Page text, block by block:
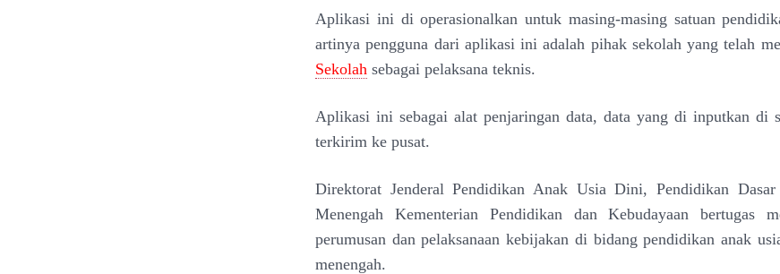
Aplikasi ini di operasionalkan untuk masing-masing satuan
artinya pengguna dari aplikasi ini adalah pihak sekolah yang telah
Sekolah sebagai pelaksana teknis.
Aplikasi ini sebagai alat penjaringan data, data yang di inputkan di
terkirim ke pusat.
Direktorat Jenderal Pendidikan Anak Usia Dini, Pendidikan
Menengah Kementerian Pendidikan dan Kebudayaan bertugas
perumusan dan pelaksanaan kebijakan di bidang pendidikan anak
menengah.